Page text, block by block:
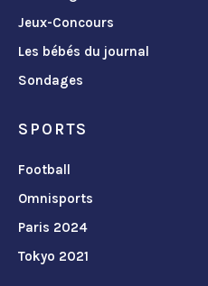
Jeux-Concours
Les bébés du journal
Sondages
SPORTS
Football
Omnisports
Paris 2024
Tokyo 2021